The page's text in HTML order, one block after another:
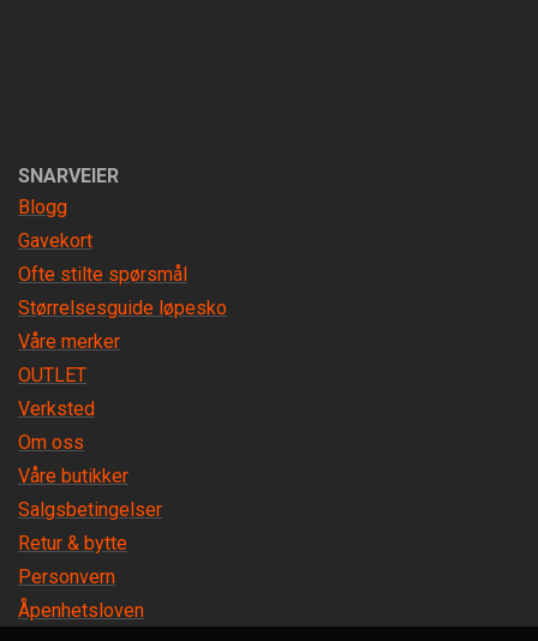
SNARVEIER
Blogg
Gavekort
Ofte stilte spørsmål
Størrelsesguide løpesko
Våre merker
OUTLET
Verksted
Om oss
Våre butikker
Salgsbetingelser
Retur & bytte
Personvern
Åpenhetsloven